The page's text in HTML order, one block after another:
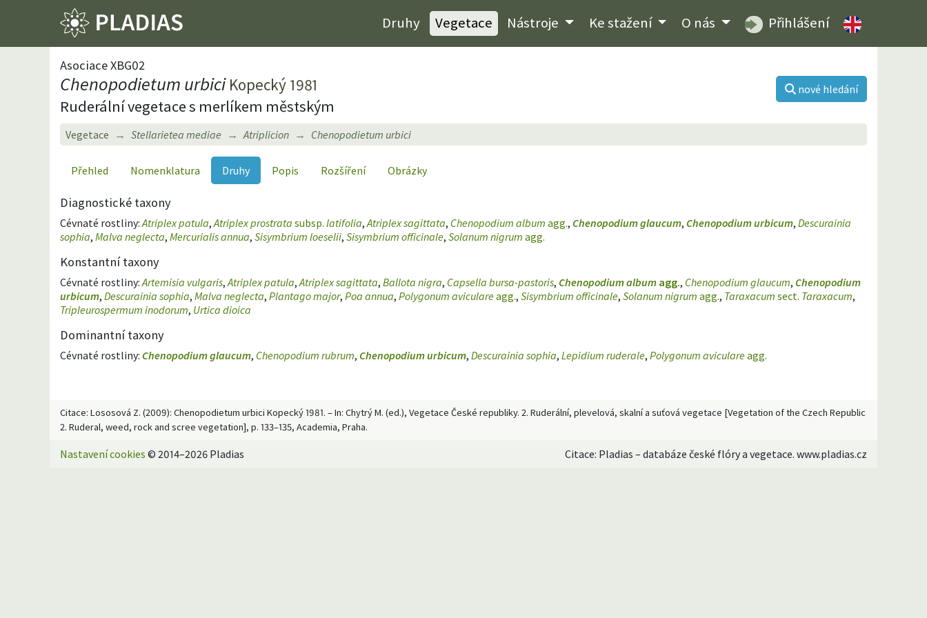
Druhy Vegetace Nástroje Ke stažení O nás Přihlášení
Asociace XBG02
Chenopodietum urbici Kopecký 1981
Ruderální vegetace s merlíkem městským
nové hledání
Vegetace Stellarietea mediae Atriplicion Chenopodietum urbici
Přehled Nomenklatura Druhy Popis Rozšíření Obrázky
Diagnostické taxony
Cévnaté rostliny:Atriplex patula,Atriplex prostrata subsp. latifolia,Atriplex sagittata, Chenopodium album agg., Chenopodium glaucum, Chenopodium urbicum, Descurainia
sophia, Malva neglecta, Mercurialis annua, Sisymbrium loeselii, Sisymbrium officinale, Solanum nigrum agg.
Konstantní taxony
Cévnaté rostliny:Artemisia vulgaris,Atriplex patula,Atriplex sagittata, Ballota nigra, Capsella bursa-pastoris, Chenopodium album agg., Chenopodium glaucum, Chenopodium
urbicum, Descurainia sophia, Malva neglecta, Plantago major, Poa annua, Polygonum aviculareagg., Sisymbrium officinale, Solanum nigrum agg., Taraxacum sect. Taraxacum,
Tripleurospermum inodorum, Urtica dioica
Dominantní taxony
Cévnaté rostliny: Chenopodium glaucum, Chenopodium rubrum, Chenopodium urbicum, Descurainia sophia, Lepidium ruderale, Polygonum aviculareagg.
Citace: Lososová Z. (2009): Chenopodietum urbici Kopecký 1981. – In: Chytrý M. (ed.), Vegetace České republiky. 2. Ruderální, plevelová, skalní a suťová vegetace [Vegetation of the Czech Republic
2. Ruderal, weed, rock and scree vegetation], p. 133–135, Academia, Praha.
Nastavení cookies © 2014–2026 Pladias Citace: Pladias – databáze české flóry a vegetace. www.pladias.cz